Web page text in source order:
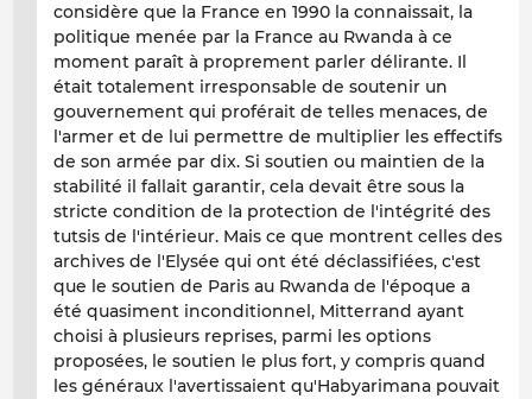
considère que la France en 1990 la connaissait, la
politique menée par la France au Rwanda à ce
moment paraît à proprement parler délirante. Il
était totalement irresponsable de soutenir un
gouvernement qui proférait de telles menaces, de
l'armer et de lui permettre de multiplier les effectifs
de son armée par dix. Si soutien ou maintien de la
stabilité il fallait garantir, cela devait être sous la
stricte condition de la protection de l'intégrité des
tutsis de l'intérieur. Mais ce que montrent celles des
archives de l'Elysée qui ont été déclassifiées, c'est
que le soutien de Paris au Rwanda de l'époque a
été quasiment inconditionnel, Mitterrand ayant
choisi à plusieurs reprises, parmi les options
proposées, le soutien le plus fort, y compris quand
les généraux l'avertissaient qu'Habyarimana pouvait